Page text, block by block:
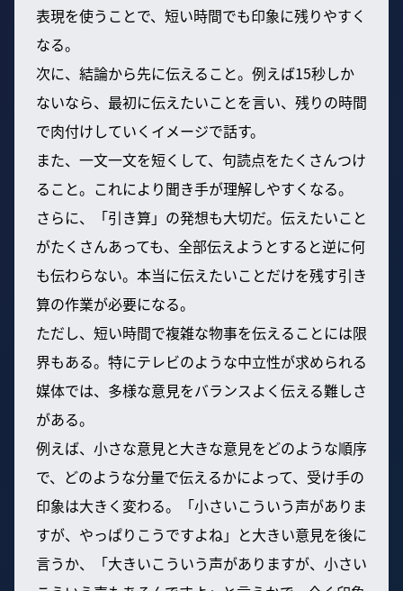
表現を使うことで、短い時間でも印象に残りやすく
なる。
次に、結論から先に伝えること。例えば15秒しか
ないなら、最初に伝えたいことを言い、残りの時間
で肉付けしていくイメージで話す。
また、一文一文を短くして、句読点をたくさんつけ
ること。これにより聞き手が理解しやすくなる。
さらに、「引き算」の発想も大切だ。伝えたいこと
がたくさんあっても、全部伝えようとすると逆に何
も伝わらない。本当に伝えたいことだけを残す引き
算の作業が必要になる。
ただし、短い時間で複雑な物事を伝えることには限
界もある。特にテレビのような中立性が求められる
媒体では、多様な意見をバランスよく伝える難しさ
がある。
例えば、小さな意見と大きな意見をどのような順序
で、どのような分量で伝えるかによって、受け手の
印象は大きく変わる。「小さいこういう声がありま
すが、やっぱりこうですよね」と大きい意見を後に
言うか、「大きいこういう声がありますが、小さい